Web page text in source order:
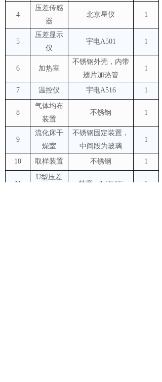
4
压差传感
器
北京星仪 1
5
压差显示
仪
宇电A501 1
6 加热室
不锈钢外壳，内带
翅片加热管
1
7 温控仪 宇电A516 1
8
气体均布
装置
不锈钢 1
9
流化床干
燥室
不锈钢固定装置，
中间段为玻璃
1
10 取样装置 不锈钢 1
11
U型压差
精度：1.5%FS 1